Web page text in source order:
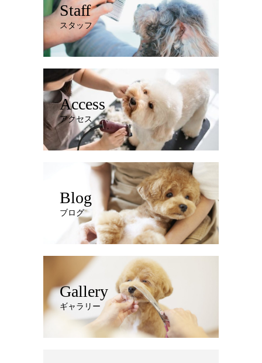
Staff
スタッフ
Access
アクセス
Blog
ブログ
Gallery
ギャラリー